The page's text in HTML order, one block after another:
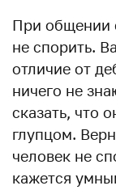
При общении
не спорить.
отличие от
ничего не
сказать, что
глупцом.
человек не
кажется